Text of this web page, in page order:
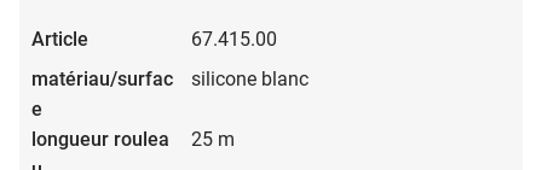
67.415.00
silicone blanc
25 m